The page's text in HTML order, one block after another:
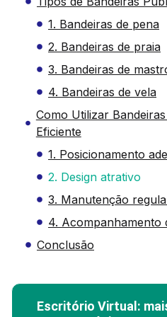
1. Bandeiras de pena
2. Bandeiras de praia
3. Bandeiras de
4. Bandeiras de vela
Como Utilizar
Eficiente
1. Posicionamento
2. Design atrativo
3. Manutenção
4. Acompanhamento
Conclusão
Escritório Virtual: